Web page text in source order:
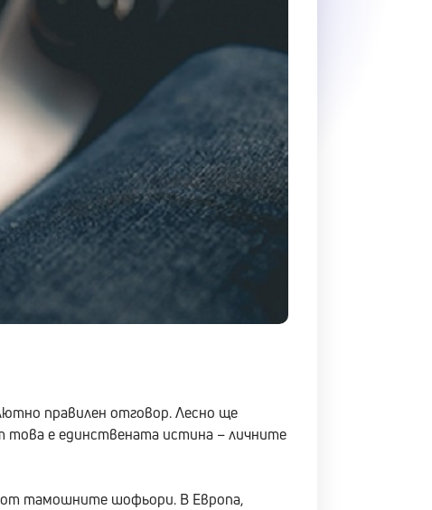
правилен отговор. Лесно ще
е единствената истина – личните
тамошните шофьори. В Европа,